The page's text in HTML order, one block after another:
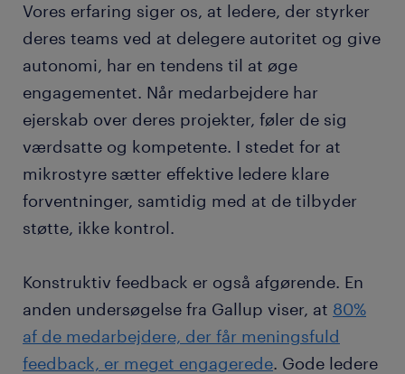
Vores erfaring siger os, at ledere, der styrker
deres teams ved at delegere autoritet og give
autonomi, har en tendens til at øge
engagementet. Når medarbejdere har
ejerskab over deres projekter, føler de sig
værdsatte og kompetente. I stedet for at
mikrostyre sætter effektive ledere klare
forventninger, samtidig med at de tilbyder
støtte, ikke kontrol.
Konstruktiv feedback er også afgørende. En
anden undersøgelse fra Gallup viser, at 80%
af de medarbejdere, der får meningsfuld
feedback, er meget engagerede. Gode ledere